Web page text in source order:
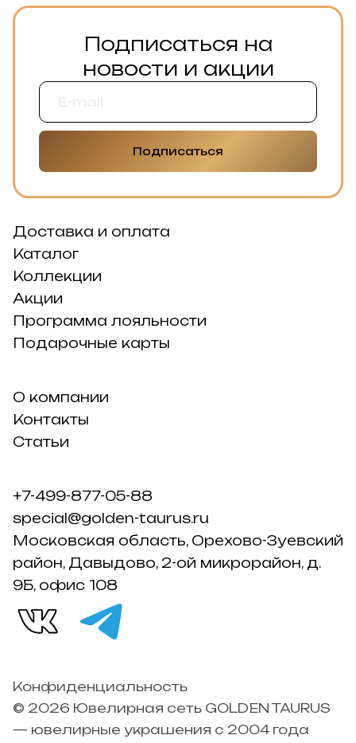
Подписаться на
новости и акции
Подписаться
Доставка и оплата
Каталог
Коллекции
Акции
Программа лояльности
Подарочные карты
О компании
Контакты
Статьи
+7-499-877-05-88
special@golden-taurus.ru
Московская область, Орехово-Зуевский
район, Давыдово, 2-ой микрорайон, д.
9Б, офис 108
Конфиденциальность
© 2026 Ювелирная сеть GOLDEN TAURUS
— ювелирные украшения с 2004 года